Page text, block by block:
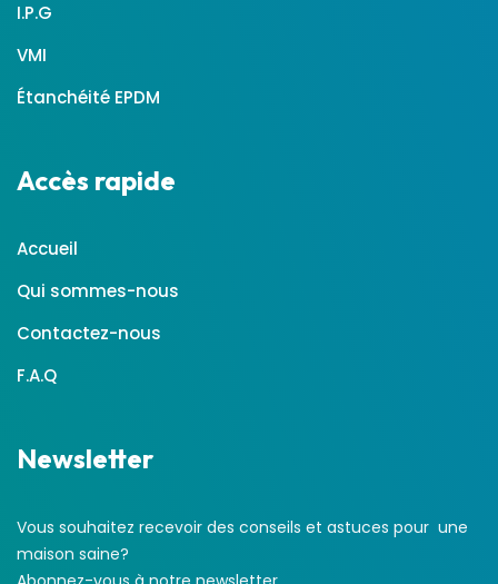
I.P.G
VMI
Étanchéité EPDM
Accès rapide
Accueil
Qui sommes-nous
Contactez-nous
F.A.Q
Newsletter
Vous souhaitez recevoir des conseils et astuces pour une
maison saine?